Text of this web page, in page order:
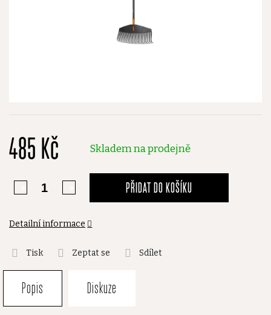
485 Kč Skladem na prodejně
PŘIDAT DO KOŠÍKU
Detailní informace
Tisk Zeptat se Sdílet
Popis Diskuze